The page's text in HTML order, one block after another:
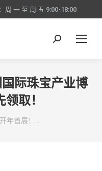
周 一 至 周 五 9:00-18:00
搜
际珠宝产业博
取！
开年首展！…